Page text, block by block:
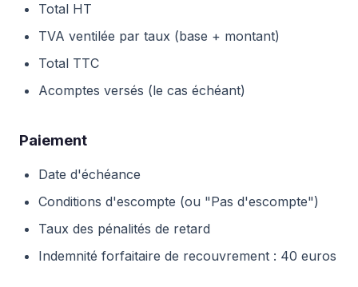
Total HT
TVA ventilée par taux (base + montant)
Total TTC
Acomptes versés (le cas échéant)
Paiement
Date d'échéance
Conditions d'escompte (ou "Pas d'escompte")
Taux des pénalités de retard
Indemnité forfaitaire de recouvrement : 40 euros